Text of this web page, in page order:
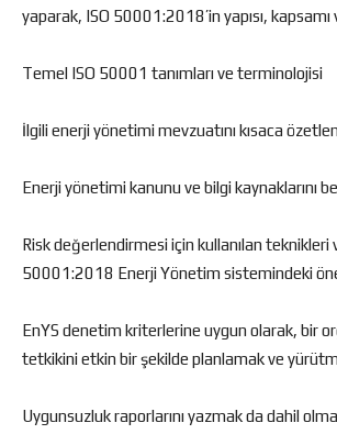
yaparak, ISO 50001:2018’in yapısı, kapsamı
Temel ISO 50001 tanımları ve terminolojisi
İlgili enerji yönetimi mevzuatını kısaca
Enerji yönetimi kanunu ve bilgi kaynaklarını
Risk değerlendirmesi için kullanılan teknikleri
50001:2018 Enerji Yönetim sistemindeki
EnYS denetim kriterlerine uygun olarak, bir
tetkikini etkin bir şekilde planlamak ve
Uygunsuzluk raporlarını yazmak da dahil